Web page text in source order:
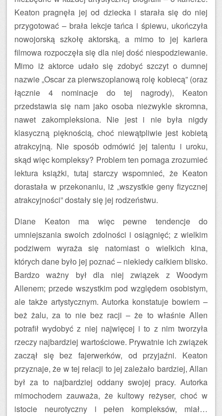
Keaton pragnęła jej od dziecka i starała się do niej
przygotować – brała lekcje tańca i śpiewu, ukończyła
nowojorską szkołę aktorską, a mimo to jej kariera
filmowa rozpoczęła się dla niej dość niespodziewanie.
Mimo iż aktorce udało się zdobyć szczyt o dumnej
nazwie „Oscar za pierwszoplanową rolę kobiecą” (oraz
łącznie 4 nominacje do tej nagrody), Keaton
przedstawia się nam jako osoba niezwykle skromna,
nawet zakompleksiona. Nie jest i nie była nigdy
klasyczną pięknością, choć niewątpliwie jest kobietą
atrakcyjną. Nie sposób odmówić jej talentu i uroku,
skąd więc kompleksy? Problem ten pomaga zrozumieć
lektura książki, tutaj starczy wspomnieć, że Keaton
dorastała w przekonaniu, iż „wszystkie geny fizycznej
atrakcyjności” dostały się jej rodzeństwu.
Diane Keaton ma więc pewne tendencje do
umniejszania swoich zdolności i osiągnięć; z wielkim
podziwem wyraża się natomiast o wielkich kina,
których dane było jej poznać – niekiedy całkiem blisko.
Bardzo ważny był dla niej związek z Woodym
Allenem; przede wszystkim pod względem osobistym,
ale także artystycznym. Autorka konstatuje bowiem –
beż żalu, za to nie bez racji – że to właśnie Allen
potrafił wydobyć z niej najwięcej i to z nim tworzyła
rzeczy najbardziej wartościowe. Prywatnie ich związek
zaczął się bez fajerwerków, od przyjaźni. Keaton
przyznaje, że w tej relacji to jej zależało bardziej, Allan
był za to najbardziej oddany swojej pracy. Autorka
mimochodem zauważa, że kultowy reżyser, choć w
istocie neurotyczny i pełen kompleksów, miał…